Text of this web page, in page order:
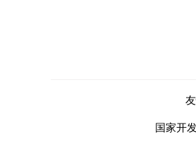
国家开